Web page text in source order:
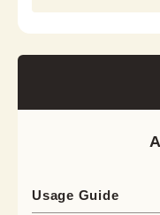
Usage Guide